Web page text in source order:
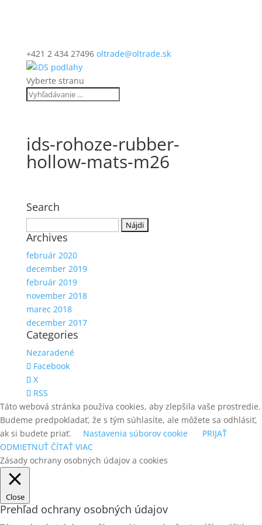
+421 2 434 27496 oltrade@oltrade.sk
Vyberte stranu
ids-rohoze-rubber-
hollow-mats-m26
Search
Archives
február 2020
december 2019
február 2019
november 2018
marec 2018
december 2017
Categories
Nezaradené
Facebook
X
RSS
Táto webová stránka používa cookies, aby zlepšila vaše prostredie.
Budeme predpokladať, že s tým súhlasíte, ale môžete sa odhlásiť,
ak si budete priať.
Nastavenia súborov cookie
PRIJAŤ
ODMIETNUŤ ČÍTAŤ VIAC
Zásady ochrany osobných údajov a cookies
Close
Prehľad ochrany osobných údajov